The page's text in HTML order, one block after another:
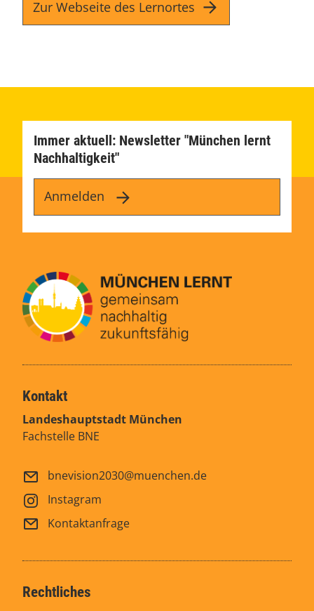
Zur Webseite des Lernortes
Immer aktuell: Newsletter "München lernt
Nachhaltigkeit"
Anmelden
Kontakt
Landeshauptstadt München
Fachstelle BNE
bnevision2030@muenchen.de
Instagram
Kontaktanfrage
Rechtliches